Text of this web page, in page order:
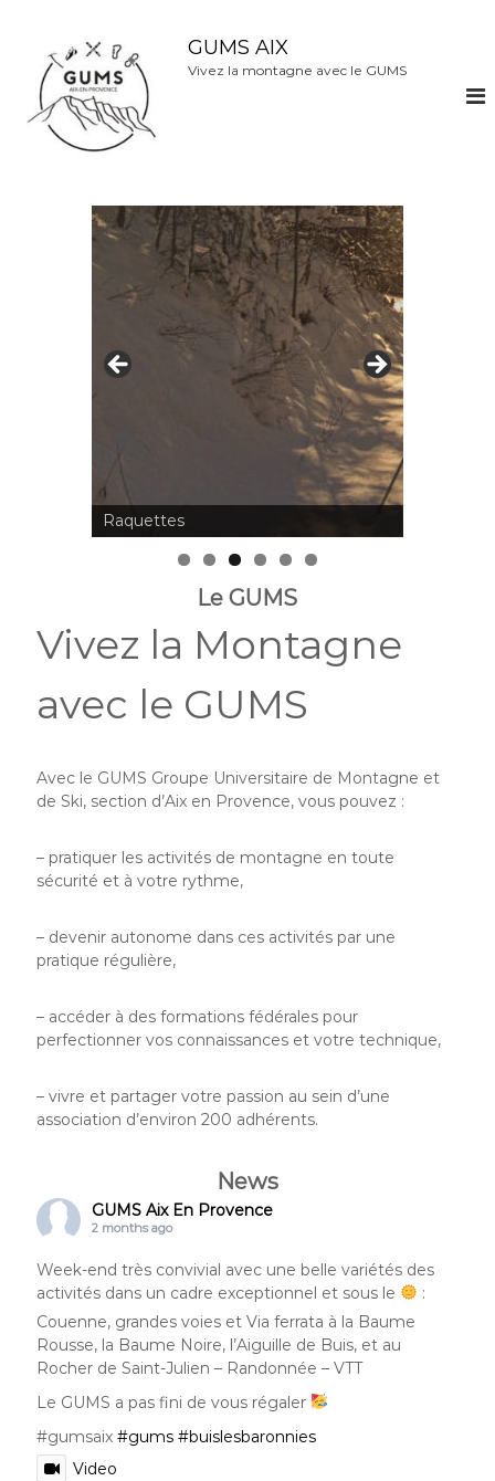
GUMS AIX
Vivez la montagne avec le GUMS
Raquettes
Le GUMS
Vivez la Montagne
avec le GUMS
Avec le GUMS Groupe Universitaire de Montagne et
de Ski, section d’Aix en Provence, vous pouvez :
– pratiquer les activités de montagne en toute
sécurité et à votre rythme,
– devenir autonome dans ces activités par une
pratique régulière,
– accéder à des formations fédérales pour
perfectionner vos connaissances et votre technique,
– vivre et partager votre passion au sein d’une
association d’environ 200 adhérents.
News
GUMS Aix En Provence
2 months ago
Week-end très convivial avec une belle variétés des
activités dans un cadre exceptionnel et sous le
:
Couenne, grandes voies et Via ferrata à la Baume
Rousse, la Baume Noire, l’Aiguille de Buis, et au
Rocher de Saint-Julien – Randonnée – VTT
Le GUMS a pas fini de vous régaler
#gumsaix#gums #buislesbaronnies
Video